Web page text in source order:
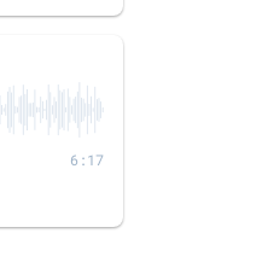
6:17